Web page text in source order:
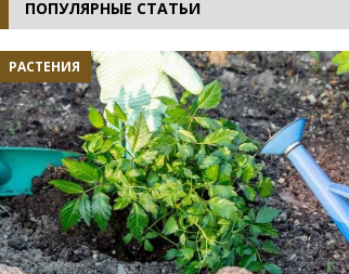
ПОПУЛЯРНЫЕ СТАТЬИ
РАСТЕНИЯ